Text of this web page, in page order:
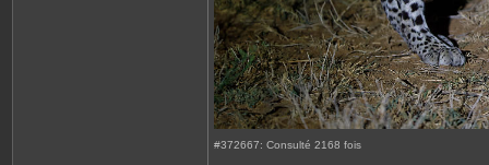
#372667: Consulté 2168 fois